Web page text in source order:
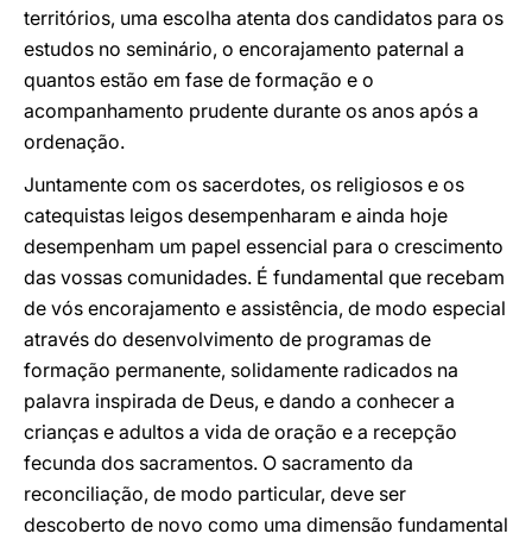
territórios, uma escolha atenta dos candidatos para os
estudos no seminário, o encorajamento paternal a
quantos estão em fase de formação e o
acompanhamento prudente durante os anos após a
ordenação.
Juntamente com os sacerdotes, os religiosos e os
catequistas leigos desempenharam e ainda hoje
desempenham um papel essencial para o crescimento
das vossas comunidades. É fundamental que recebam
de vós encorajamento e assistência, de modo especial
através do desenvolvimento de programas de
formação permanente, solidamente radicados na
palavra inspirada de Deus, e dando a conhecer a
crianças e adultos a vida de oração e a recepção
fecunda dos sacramentos. O sacramento da
reconciliação, de modo particular, deve ser
descoberto de novo como uma dimensão fundamental